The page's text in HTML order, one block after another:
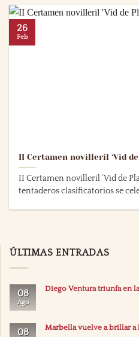
II Certamen novilleril ‘Vid
II Certamen novilleril ‘Vid de
tentaderos clasificatorios se
26
Feb
ÚLTIMAS ENTRADAS
08
Ago
Diego Ventura triunfa en
08 Marbella vuelve a brillar a